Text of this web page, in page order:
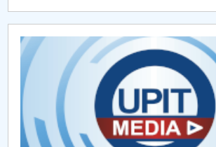
CAR2026
MENIU CANTINA
Hotărâri Senat din 11 ianuarie 2024
Hotărâri Senat din 27 iunie 2024